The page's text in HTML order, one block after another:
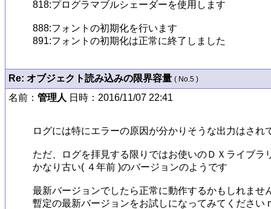
818:プログラマブルシェーダーを使用します
888:フォントの初期化を行います
Re: オブジェクト読み込みの限界容量 ( No.5 )
名前： 管理人 日時：2016/11/07 22:41
ログには特にエラーの原因が分かりそうな出力はさ
ただ、ログを拝見する限りではお使いのＤＸライブ
かなり古い( ４年前 )のバージョンのようです
最新バージョンでしたら正常に動作するかもしれませ
暫定の最新バージョンをお試しになってみてください